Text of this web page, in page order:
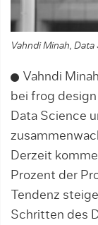
Vahndi Minah,
Vahndi
bei frog
Data Science
Derzeit
Prozent der
Tendenz
Schritten des